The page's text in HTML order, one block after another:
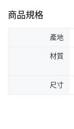
商品規格
產地
材質
尺寸